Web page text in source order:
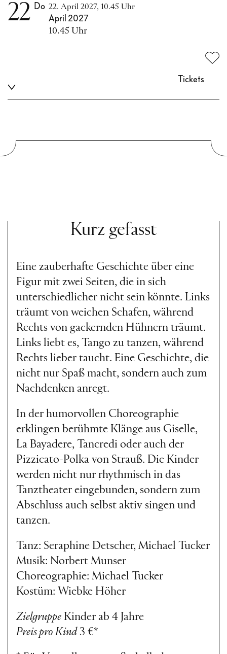
22 Do 22. April 2027, 10.45 Uhr
April 2027
10.45 Uhr
Tickets
Kurz gefasst
Eine zauberhafte Geschichte über eine
Figur mit zwei Seiten, die in sich
unterschiedlicher nicht sein könnte. Links
träumt von weichen Schafen, während
Rechts von gackernden Hühnern träumt.
Links liebt es, Tango zu tanzen, während
Rechts lieber taucht. Eine Geschichte, die
nicht nur Spaß macht, sondern auch zum
Nachdenken anregt.
In der humorvollen Choreographie
erklingen berühmte Klänge aus Giselle,
La Bayadere, Tancredi oder auch der
Pizzicato-Polka von Strauß. Die Kinder
werden nicht nur rhythmisch in das
Tanztheater eingebunden, sondern zum
Abschluss auch selbst aktiv singen und
tanzen.
Tanz: Seraphine Detscher, Michael Tucker
Musik: Norbert Munser
Choreographie: Michael Tucker
Kostüm: Wiebke Höher
Zielgruppe Kinder ab 4 Jahre
Preis pro Kind3 €*